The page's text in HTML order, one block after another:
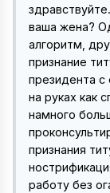
ваша жена?
алгоритм,
признание
президента
на руках как
намного
признания
работу без